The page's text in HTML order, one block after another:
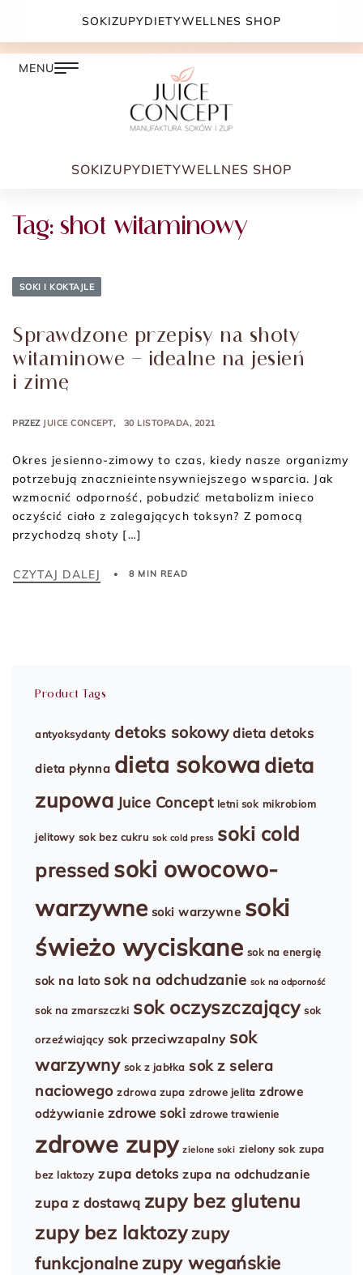
DARMOWA DOSTAWA PRZY ZAMÓWIENIU JUŻ OD
SOKIZUPYDIETYWELLNES SHOP
Tag: shot witaminowy
SOKI I KOKTAJLE
Sprawdzone przepisy na shoty
witaminowe – idealne na jesień
i zimę
PRZEZ JUICE CONCEPT 30 LISTOPADA, 2021
Okres jesienno-zimowy to czas, kiedy nasze organizmy
potrzebują znacznieintensywniejszego wsparcia. Jak
wzmocnić odporność, pobudzić metabolizm inieco
oczyścić ciało z zalegających toksyn? Z pomocą
przychodzą shoty […]
CZYTAJ DALEJ 8 MIN READ
Product Tags
antyoksydanty detoks sokowy dieta detoks
dieta płynna dieta sokowa dieta
zupowa Juice Concept letni sok mikrobiom
jelitowy sok bez cukru sok cold press soki cold
pressed soki owocowo-
warzywne soki warzywne soki
świeżo wyciskane sok na energię
sok na lato sok na odchudzanie sok na odporność
sok na zmarszczki sok oczyszczający sok
orzeźwiający sok przeciwzapalny sok
warzywny sok z jabłka sok z selera
naciowego zdrowa zupa zdrowe jelita zdrowe
odżywianie zdrowe soki zdrowe trawienie
zdrowe zupy zielone soki zielony sok zupa
bez laktozy zupa detoks zupa na odchudzanie
zupa z dostawą zupy bez glutenu
zupy bez laktozy zupy
funkcjonalne zupy wegańskie
SOKIZUPYDIETYWELLNES SHOP